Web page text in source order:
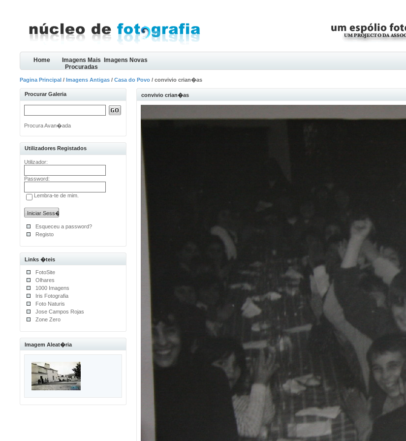
Home
Imagens Mais
Procuradas
Imagens Novas
Pagina Principal /Imagens Antigas /Casa do Povo / convivio crian�as
Procurar Galeria
Procura Avan�ada
Utilizadores Registados
Utilizador:
Password:
Lembra-te de mim.
Esqueceu a password?
Registo
Links �teis
FotoSite
Olhares
1000 Imagens
Iris Fotografia
Foto Naturis
Jose Campos Rojas
Zone Zero
Imagem Aleat�ria
convivio crian�as